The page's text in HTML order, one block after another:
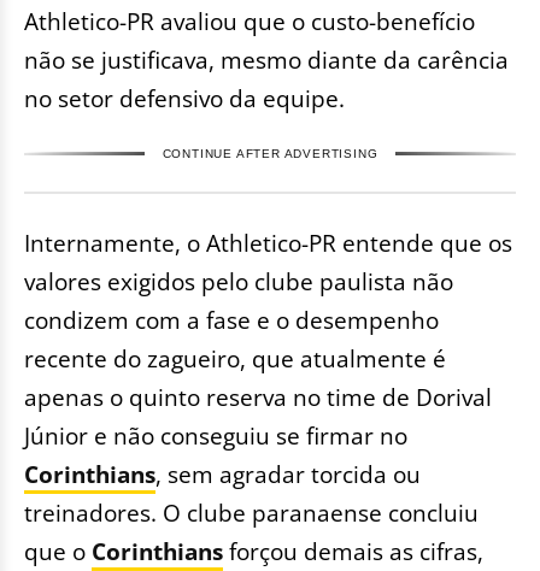
Athletico-PR avaliou que o custo-benefício
não se justificava, mesmo diante da carência
no setor defensivo da equipe.
CONTINUE AFTER ADVERTISING
Internamente, o Athletico-PR entende que os
valores exigidos pelo clube paulista não
condizem com a fase e o desempenho
recente do zagueiro, que atualmente é
apenas o quinto reserva no time de Dorival
Júnior e não conseguiu se firmar no
Corinthians, sem agradar torcida ou
treinadores. O clube paranaense concluiu
que o Corinthiansforçou demais as cifras,